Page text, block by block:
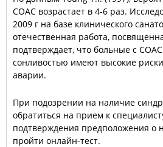
СОАС возрастает в 4-6 раз.
2009 г на базе клинического
отечественная работа,
подтверждает, что больные с
сонливостью имеют высокие
аварии.
При подозрении на наличие
обратиться на прием к
подтверждения предположения
пройти онлайн-тест.